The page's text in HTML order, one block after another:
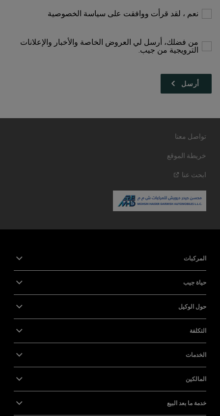
نعم ، لقد قرأت ووافقت على سياسة الخصوصية
من فضلك، أرسل لي العروض الخاصة والأخبار والإعلانات
الترويجية من جيب.
تواصل معنا
خريطة الموقع
ابحث عنا
المركبات
حياة جيب
حول الوكيل
التكلفة
الخدمات
المالكين
خدمة ما بعد البيع